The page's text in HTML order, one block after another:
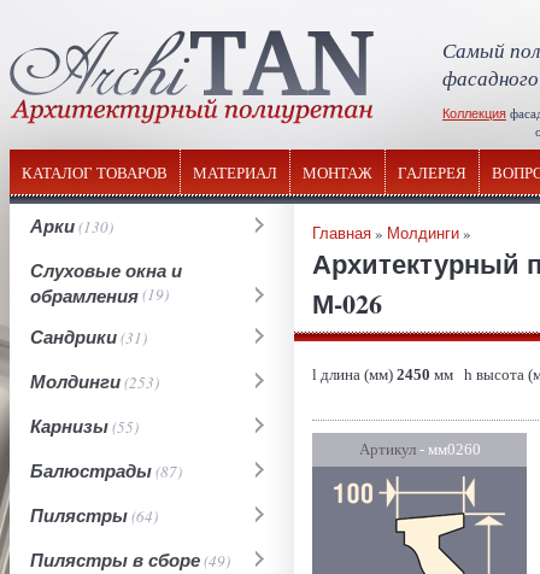
Самый
Коллекция
КАТАЛОГ ТОВАРОВ МАТЕРИАЛ МОНТАЖ ГАЛЕРЕЯ
Арки(130)
Слуховые окна и
обрамления(19)
Сандрики(31)
Молдинги(253)
Карнизы(55)
Балюстрады(87)
Пилястры(64)
Пилястры в сборе(49)
Главная» Молдинги»
Архитектурный
М-026
l длина (мм) 2450 мм h высота
Артикул- мм0260